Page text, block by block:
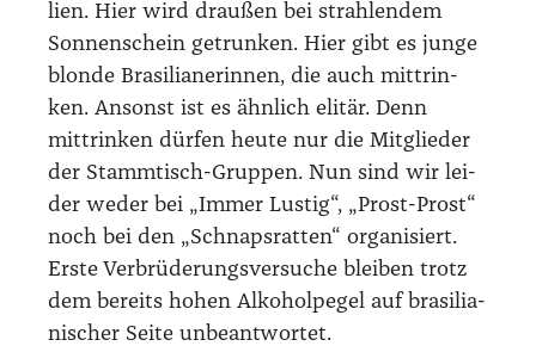
li­en. Hier wird drau­ßen bei strah­len­dem
Son­nen­schein getrun­ken. Hier gibt es jun­ge
blon­de Bra­si­lia­ne­rin­nen, die auch mittrin­
ken. Ansonst ist es ähn­lich eli­tär. Denn
mittrin­ken dür­fen heu­te nur die Mit­glie­der
der Stamm­tisch-Grup­pen. Nun sind wir lei­
der weder bei „Immer Lus­tig“, „Prost-Prost“
noch bei den „Schnaps­rat­ten“ orga­ni­siert.
Ers­te Ver­brü­de­rungs­ver­su­che blei­ben trotz
dem bereits hohen Alko­hol­pe­gel auf bra­si­lia­
ni­scher Sei­te unbe­ant­wor­tet.